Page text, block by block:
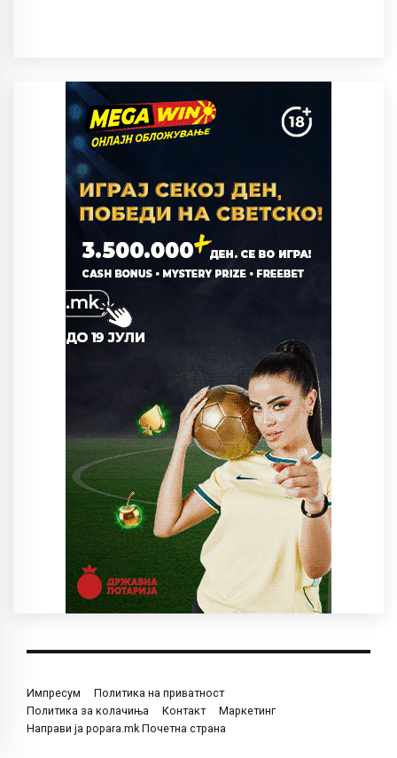
Импресум
Политика на приватност
Политика за колачиња
Контакт
Маркетинг
Направи ја popara.mk Почетна страна